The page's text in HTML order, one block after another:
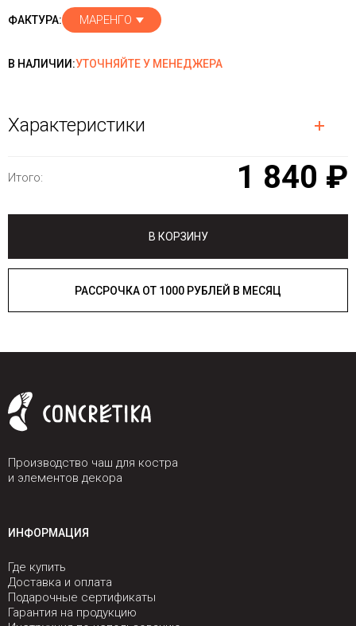
ФАКТУРА: МАРЕНГО
В НАЛИЧИИ:УТОЧНЯЙТЕ У МЕНЕДЖЕРА
Характеристики
Итого: 1 840 ₽
В КОРЗИНУ
РАССРОЧКА ОТ 1000 РУБЛЕЙ В МЕСЯЦ
Производство чаш для костра
и элементов декора
ИНФОРМАЦИЯ
Где купить
Доставка и оплата
Подарочные сертификаты
Гарантия на продукцию